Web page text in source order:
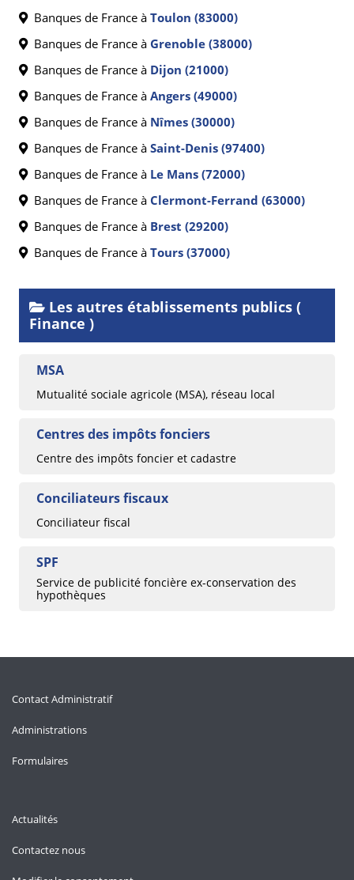
Banques de France à Toulon (83000)
Banques de France à Grenoble (38000)
Banques de France à Dijon (21000)
Banques de France à Angers (49000)
Banques de France à Nîmes (30000)
Banques de France à Saint-Denis (97400)
Banques de France à Le Mans (72000)
Banques de France à Clermont-Ferrand (63000)
Banques de France à Brest (29200)
Banques de France à Tours (37000)
Les autres établissements publics (
Finance )
MSA
Mutualité sociale agricole (MSA), réseau local
Centres des impôts fonciers
Centre des impôts foncier et cadastre
Conciliateurs fiscaux
Conciliateur fiscal
SPF
Service de publicité foncière ex-conservation des
hypothèques
Contact Administratif
Administrations
Formulaires
Actualités
Contactez nous